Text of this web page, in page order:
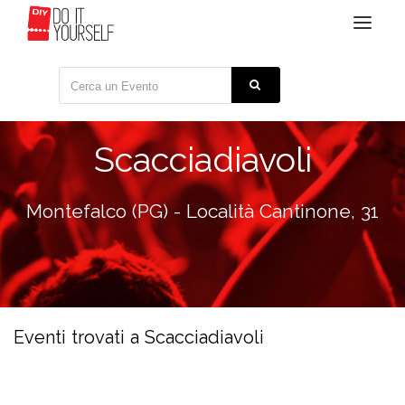
Toggle
Scacciadiavoli
Montefalco (PG) - Località Cantinone, 31
Eventi trovati a Scacciadiavoli